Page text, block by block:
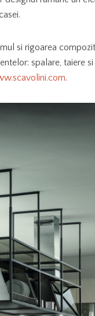
si rigoarea
spalare, taiere
.